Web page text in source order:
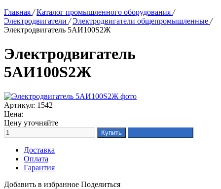
Главная / Каталог промышленного оборудования /
Электродвигатели / Электродвигатели общепромышленные /
Электродвигатель 5АИ100S2Ж
Электродвигатель
5АИ100S2Ж
Артикул: 1542
Цена:
Цену уточняйте
Доставка
Оплата
Гарантия
Добавить в избранное Поделиться